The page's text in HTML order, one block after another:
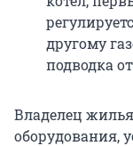
другому
подводка
Владелец жилья
оборудования,